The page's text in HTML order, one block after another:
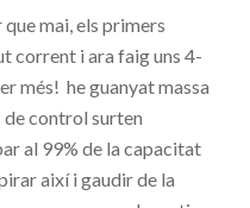
mai, els primers
corrent i ara faig uns 4-
més! he guanyat massa
de control surten
al 99% de la capacitat
així i gaudir de la